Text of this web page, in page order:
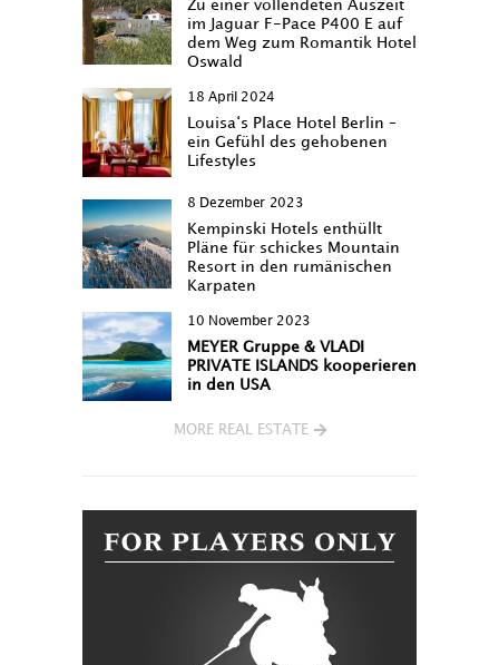
Zu einer vollendeten Auszeit
im Jaguar F-Pace P400 E auf
dem Weg zum Romantik Hotel
Oswald
18 April 2024
Louisa‘s Place Hotel Berlin –
ein Gefühl des gehobenen
Lifestyles
8 Dezember 2023
Kempinski Hotels enthüllt
Pläne für schickes Mountain
Resort in den rumänischen
Karpaten
10 November 2023
MEYER Gruppe & VLADI
PRIVATE ISLANDS kooperieren
in den USA
MORE REAL ESTATE